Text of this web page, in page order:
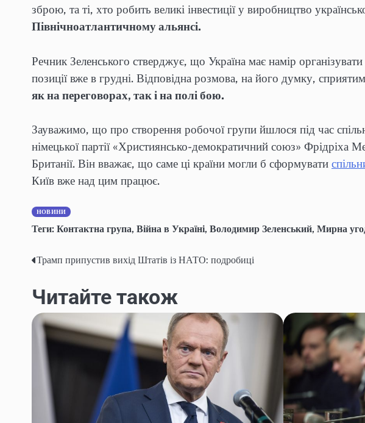
зброю, та ті, хто робить великі інвестиції у виробництво
Північноатлантичному альянсі.
Речник Зеленського стверджує, що Україна має намір
позиції вже в грудні. Відповідна розмова, на його думку,
як на переговорах, так і на полі бою.
Зауважимо, що про створення робочої групи йшлося під час
німецької партії «Християнсько-демократичний союз»
Британії. Він вважає, що саме ці країни могли б сформувати
Київ вже над цим працює.
НОВИНИ
Теги: Контактна група, Війна в Україні, Володимир Зеленський, Мирна
Навігація
записів
Трамп припустив вихід Штатів із НАТО: подробиці
Читайте також